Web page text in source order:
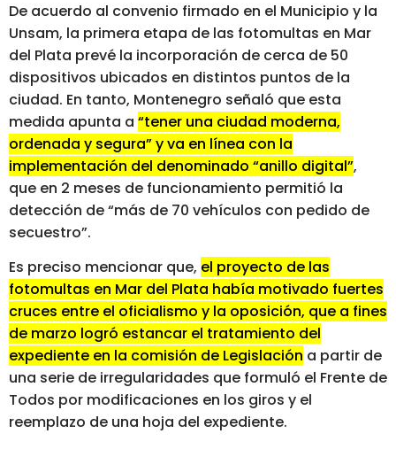
De acuerdo al convenio firmado en el Municipio y la
Unsam, la primera etapa de las fotomultas en Mar
del Plata prevé la incorporación de cerca de 50
dispositivos ubicados en distintos puntos de la
ciudad. En tanto, Montenegro señaló que esta
medida apunta a “tener una ciudad moderna,
ordenada y segura” y va en línea con la
implementación del denominado “anillo digital”,
que en 2 meses de funcionamiento permitió la
detección de “más de 70 vehículos con pedido de
secuestro”.
Es preciso mencionar que, el proyecto de las
fotomultas en Mar del Plata había motivado fuertes
cruces entre el oficialismo y la oposición, que a fines
de marzo logró estancar el tratamiento del
expediente en la comisión de Legislación a partir de
una serie de irregularidades que formuló el Frente de
Todos por modificaciones en los giros y el
reemplazo de una hoja del expediente.